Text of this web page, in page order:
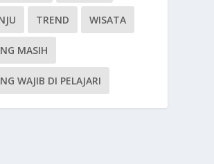
TREND WISATA
MASIH
WAJIB DI PELAJARI